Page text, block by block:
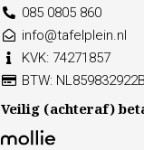
085 0805 860
info@tafelplein.nl
KVK: 74271857
BTW:
Veilig (achteraf)